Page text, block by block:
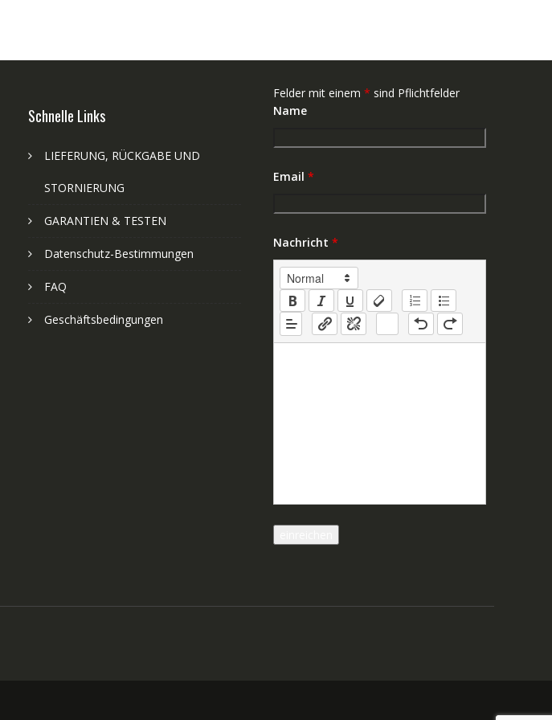
Schnelle Links
LIEFERUNG, RÜCKGABE UND
STORNIERUNG
GARANTIEN & TESTEN
Datenschutz-Bestimmungen
FAQ
Geschäftsbedingungen
Felder mit einem * sind Pflichtfelder
Name
Email *
Nachricht *